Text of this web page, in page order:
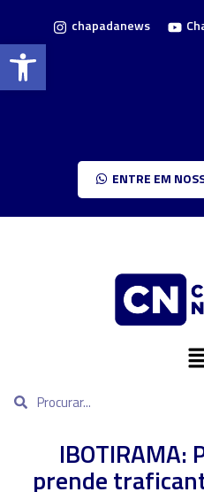
Barra de Ferramentas Aberta
chapadanews
ENTRE EM
IBOTIRAMA:
prende